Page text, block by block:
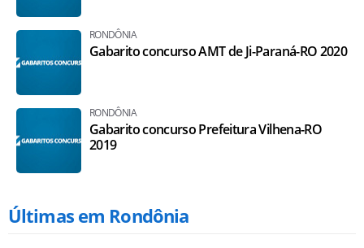
RONDÔNIA
Gabarito concurso AMT de Ji-Paraná-RO 2020
RONDÔNIA
Gabarito concurso Prefeitura Vilhena-RO
2019
Últimas em Rondônia